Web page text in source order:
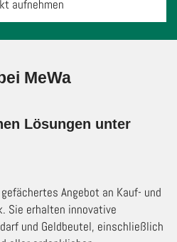
aufnehmen
MeWa
Lösungen unter
Angebot an Kauf- und
Sie erhalten innovative
und Geldbeutel, einschließlich